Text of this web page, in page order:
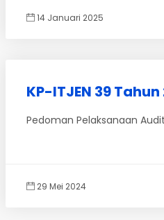
14 Januari 2025
KP-ITJEN 39
Pedoman Pelaksanaan
29 Mei 2024